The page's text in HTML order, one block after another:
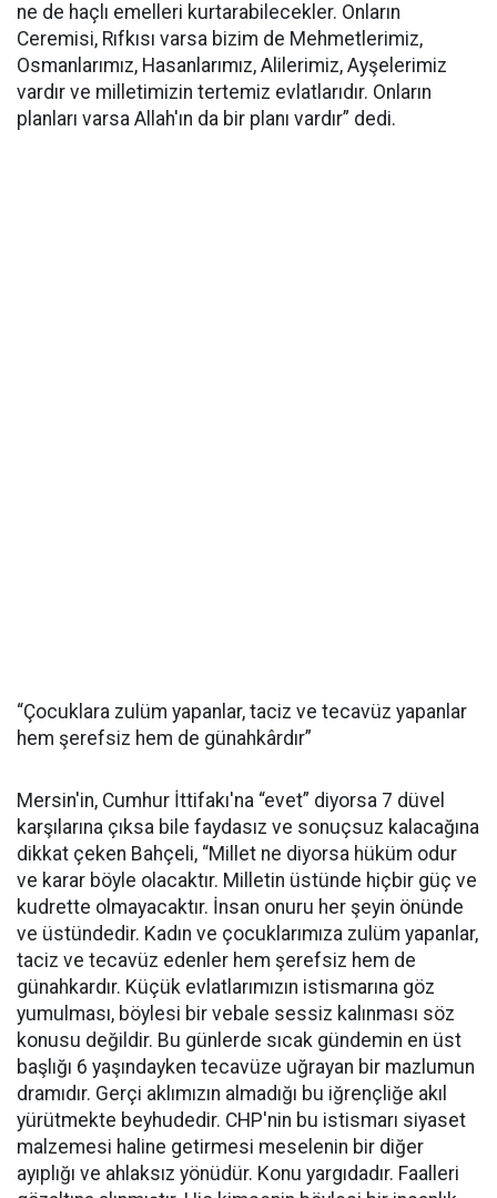
ne de haçlı emelleri kurtarabilecekler. Onların
Ceremisi, Rıfkısı varsa bizim de Mehmetlerimiz,
Osmanlarımız, Hasanlarımız, Alilerimiz, Ayşelerimiz
vardır ve milletimizin tertemiz evlatlarıdır. Onların
planları varsa Allah'ın da bir planı vardır” dedi.
“Çocuklara zulüm yapanlar, taciz ve tecavüz yapanlar
hem şerefsiz hem de günahkârdır”
Mersin'in, Cumhur İttifakı'na “evet” diyorsa 7 düvel
karşılarına çıksa bile faydasız ve sonuçsuz kalacağına
dikkat çeken Bahçeli, “Millet ne diyorsa hüküm odur
ve karar böyle olacaktır. Milletin üstünde hiçbir güç ve
kudrette olmayacaktır. İnsan onuru her şeyin önünde
ve üstündedir. Kadın ve çocuklarımıza zulüm yapanlar,
taciz ve tecavüz edenler hem şerefsiz hem de
günahkardır. Küçük evlatlarımızın istismarına göz
yumulması, böylesi bir vebale sessiz kalınması söz
konusu değildir. Bu günlerde sıcak gündemin en üst
başlığı 6 yaşındayken tecavüze uğrayan bir mazlumun
dramıdır. Gerçi aklımızın almadığı bu iğrençliğe akıl
yürütmekte beyhudedir. CHP'nin bu istismarı siyaset
malzemesi haline getirmesi meselenin bir diğer
ayıplığı ve ahlaksız yönüdür. Konu yargıdadır. Faalleri